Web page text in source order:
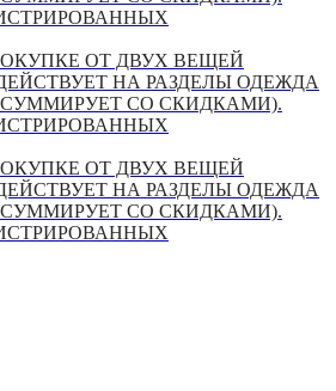
ОТ ДВУХ ВЕЩЕЙ
НА РАЗДЕЛЫ ОДЕЖДА
СО СКИДКАМИ).
ОТ ДВУХ ВЕЩЕЙ
НА РАЗДЕЛЫ ОДЕЖДА
СО СКИДКАМИ).